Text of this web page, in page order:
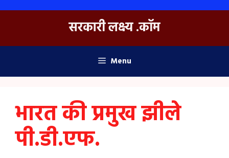
Skip
सरकारी लक्ष्य .कॉम
Menu
भारत की प्रमुख झीले
पी.डी.एफ.